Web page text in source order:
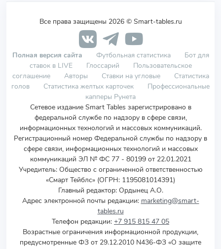
Все права защищены 2026 © Smart-tables.ru
Полная версия сайта Футбольная статистика
Бот для
ставок в LIVE
Глоссарий
Пользовательское
соглашение
Авторы Ставки на угловые
Статистика
голов
Статистика желтых карточек
Профессиональные
капперы Рунета
Сетевое издание Smart Tables зарегистрировано в
федеральной службе по надзору в сфере связи,
информационных технологий и массовых коммуникаций.
Регистрационный номер Федеральной службы по надзору в
сфере связи, информационных технологий и массовых
коммуникаций ЭЛ № ФС 77 - 80199 от 22.01.2021
Учредитель: Общество с ограниченной ответственностью
«Смарт Тейблс» (ОГРН: 1195081014391)
Главный редактор: Ордынец А.О.
Адрес электронной почты редакции: marketing@smart-
tables.ru
Телефон редакции: +7 915 815 47 05
Возрастные ограничения информационной продукции,
предусмотренные ФЗ от 29.12.2010 N436-ФЗ «О защите